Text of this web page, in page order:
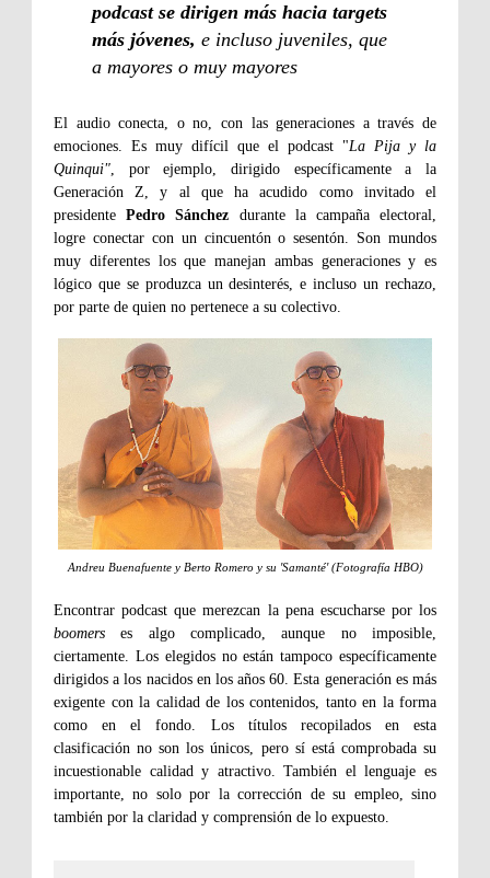
podcast se dirigen más hacia targets
más jóvenes, e incluso juveniles, que
a mayores o muy mayores
El audio conecta, o no, con las generaciones a través de
emociones. Es muy difícil que el podcast "La Pija y la
Quinqui", por ejemplo, dirigido específicamente a la
Generación Z, y al que ha acudido como invitado el
presidentePedro Sánchez durante la campaña electoral,
logre conectar con un cincuentón o sesentón. Son mundos
muy diferentes los que manejan ambas generaciones y es
lógico que se produzca un desinterés, e incluso un rechazo,
por parte de quien no pertenece a su colectivo.
Andreu Buenafuente y Berto Romero y su 'Samanté' (Fotografía HBO)
Encontrar podcast que merezcan la pena escucharse por los
boomerses algo complicado, aunque no imposible,
ciertamente. Los elegidos no están tampoco específicamente
dirigidos a los nacidos en los años 60. Esta generación es más
exigente con la calidad de los contenidos, tanto en la forma
como en el fondo. Los títulos recopilados en esta
clasificación no son los únicos, pero sí está comprobada su
incuestionable calidad y atractivo. También el lenguaje es
importante, no solo por la corrección de su empleo, sino
también por la claridad y comprensión de lo expuesto.